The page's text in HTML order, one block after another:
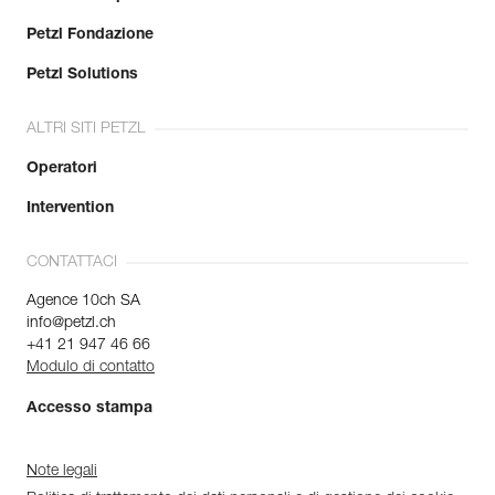
Petzl Fondazione
Petzl Solutions
ALTRI SITI PETZL
Operatori
Intervention
CONTATTACI
Agence 10ch SA
info@petzl.ch
+41 21 947 46 66
Modulo di contatto
Accesso stampa
Note legali